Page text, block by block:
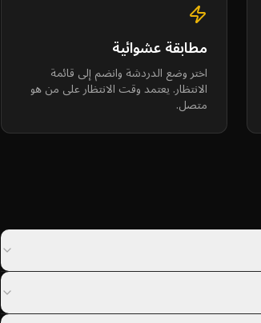
مطابقة عشوائية
اختر وضع الدردشة وانضم إلى قائمة
الانتظار. يعتمد وقت الانتظار على من هو
متصل.